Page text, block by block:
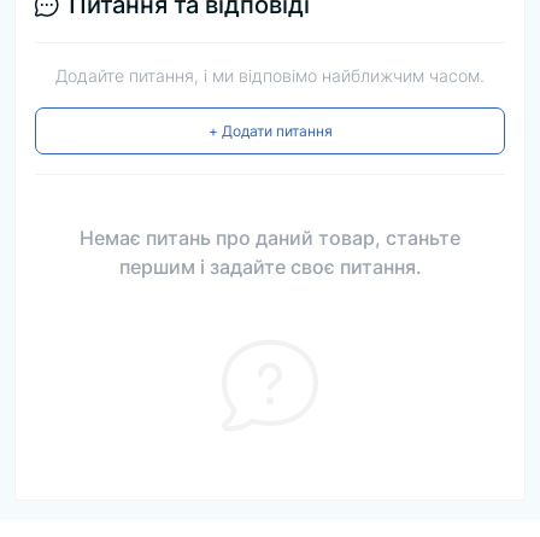
Додайте питання, і ми відповімо найближчим часом.
+ Додати питання
Немає питань про даний товар, станьте
першим і задайте своє питання.